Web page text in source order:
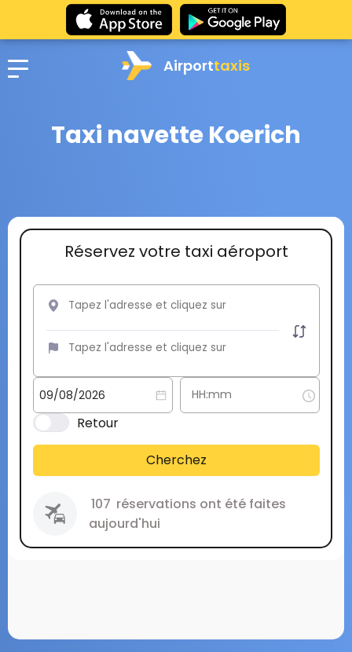
Airporttaxis
Taxi navette Koerich
Réservez votre taxi aéroport
Retour
Cherchez
107 réservations ont été faites
aujourd'hui